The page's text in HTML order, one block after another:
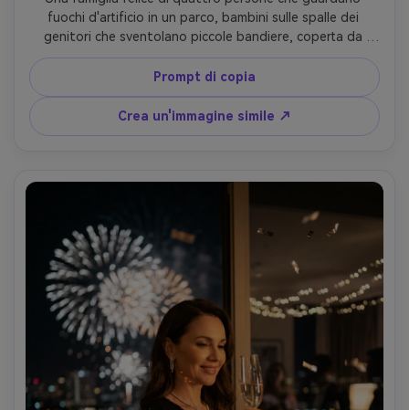
fuochi d'artificio in un parco, bambini sulle spalle dei
genitori che sventolano piccole bandiere, coperta da
picnic e lanterne in primo piano, grandi fuochi d'artificio
rossi, bianchi e blu nel cielo, morbida luce ambientale sui
volti, scattato su Fujifilm X-T5, 56mm f/1.2, fotografia di
lifestyle sincera, sorrisi naturali, toni della pelle
fotorealistici, grano delicato del film, calda notte estiva
Prompt di copia
Crea un'immagine simile ↗